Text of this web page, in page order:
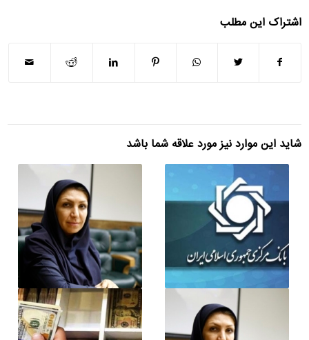
اشتراک این مطلب
شاید این موارد نیز مورد علاقه شما باشد